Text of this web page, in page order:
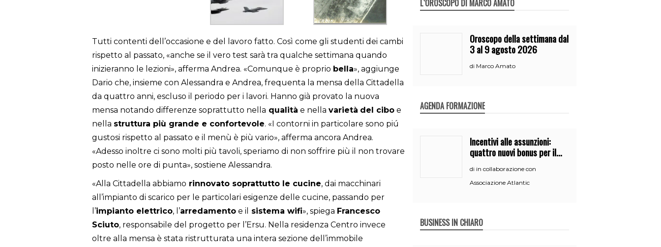
Tutti contenti dell’occasione e del lavoro fatto. Così come gli studenti dei cambi
rispetto al passato, «anche se il vero test sarà tra qualche settimana quando
inizieranno le lezioni», afferma Andrea. «Comunque è proprio bella», aggiunge
Dario che, insieme con Alessandra e Andrea, frequenta la mensa della Cittadella
da quattro anni, escluso il periodo per i lavori. Hanno già provato la nuova
mensa notando differenze soprattutto nella qualità e nella varietà del cibo e
nella struttura più grande e confortevole. «I contorni in particolare sono piú
gustosi rispetto al passato e il menù è più vario», afferma ancora Andrea.
«Adesso inoltre ci sono molti più tavoli, speriamo di non soffrire più il non trovare
posto nelle ore di punta», sostiene Alessandra.
«Alla Cittadella abbiamo rinnovato soprattutto le cucine, dai macchinari
all’impianto di scarico per le particolari esigenze delle cucine, passando per
l’impianto elettrico, l’arredamento e il sistema wifi», spiega Francesco
Sciuto, responsabile del progetto per l’Ersu. Nella residenza Centro invece
oltre alla mensa è stata ristrutturata una intera sezione dell’immobile
L`OROSCOPO DI MARCO AMATO
Oroscopo della settimana dal
3 al 9 agosto 2026
di Marco Amato
AGENDA FORMAZIONE
Incentivi alle assunzioni:
quattro nuovi bonus per il
di in collaborazione con
Associazione Atlantic
BUSINESS IN CHIARO